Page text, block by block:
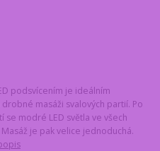
podsvícením je ideálním
masáži svalových partií. Po
modré LED světla ve všech
je pak velice jednoduchá.